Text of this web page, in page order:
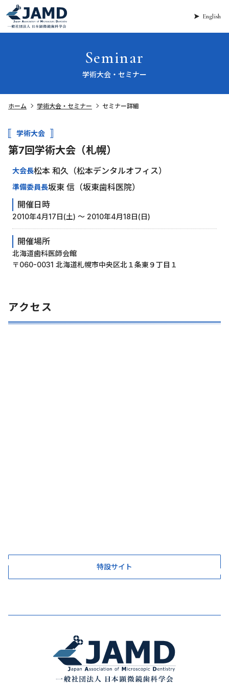
English
Seminar
学術大会・セミナー
ホーム 学術大会・セミナー セミナー詳細
学術大会
第7回学術大会（札幌）
大会長松本 和久（松本デンタルオフィス）
準備委員長坂東 信（坂東歯科医院）
開催日時
2010年4月17日(土) 〜 2010年4月18日(日)
開催場所
北海道歯科医師会館
〒060-0031 北海道札幌市中央区北１条東９丁目１
アクセス
特設サイト